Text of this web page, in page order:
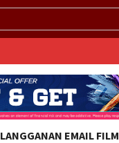
LANGGANAN EMAIL FILM